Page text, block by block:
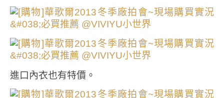
進口內衣也有特價。